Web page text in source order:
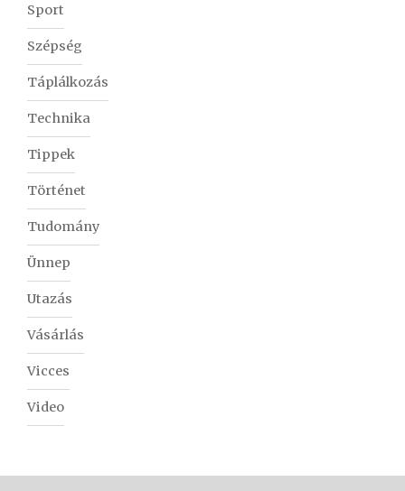
Sport
Szépség
Táplálkozás
Technika
Tippek
Történet
Tudomány
Ünnep
Utazás
Vásárlás
Vicces
Video